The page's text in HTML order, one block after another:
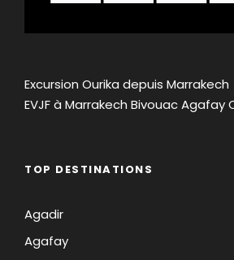
Excursion Ourika depuis Marrakech
EVJF à Marrakech Bivouac Agafay
TOP DESTINATIONS
Agadir
Agafay